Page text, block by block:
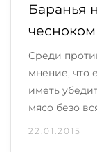
Баранья
Среди
мнение, что
иметь
мясо безо
22.01.2015